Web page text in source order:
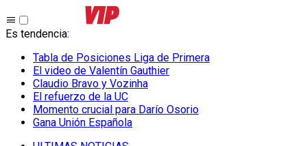
Es tendencia:
Tabla de Posiciones Liga de Primera
El video de Valentín Gauthier
Claudio Bravo y Vozinha
El refuerzo de la UC
Momento crucial para Darío Osorio
Gana Unión Española